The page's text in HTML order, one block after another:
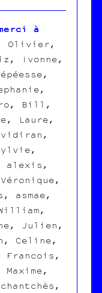
à
Olivier,
Ivonne,
Bill,
Laure,
alexis,
asmae,
Julien,
Celine,
Francois,